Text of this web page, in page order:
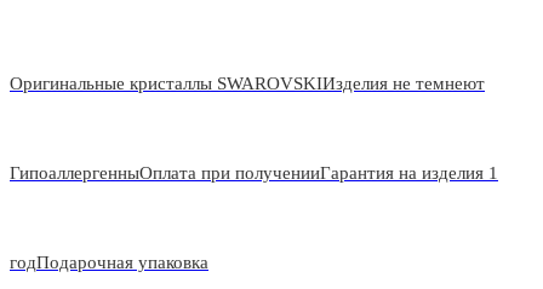
Оригинальные кристаллы SWAROVSKIИзделия не темнеют
ГипоаллергенныОплата при полученииГарантия на изделия 1
годПодарочная упаковка